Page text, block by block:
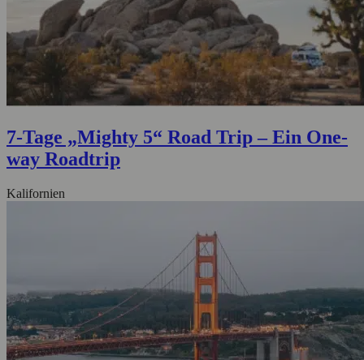
7-Tage „Mighty 5“ Road Trip – Ein One-
way Roadtrip
Kalifornien